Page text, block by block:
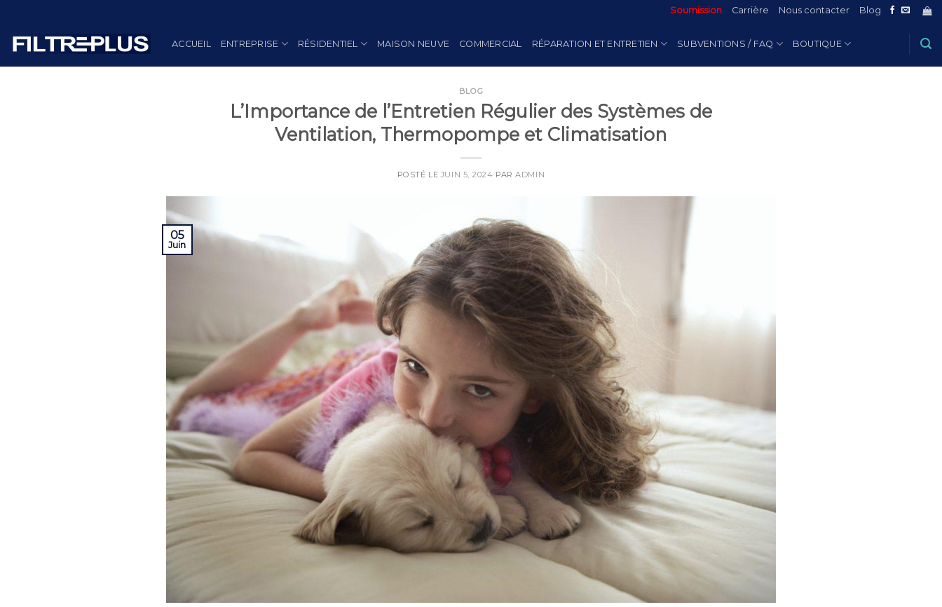
content
Soumission Carrière Nous contacter Blog
ACCUEIL ENTREPRISE RÉSIDENTIEL MAISON NEUVE COMMERCIAL RÉPARATION ET ENTRETIEN SUBVENTIONS / FAQ BOUTIQUE
BLOG
L’Importance de l’Entretien Régulier des Systèmes de
Ventilation, Thermopompe et Climatisation
POSTÉ LEJUIN 5, 2024 PARADMIN
05
Juin